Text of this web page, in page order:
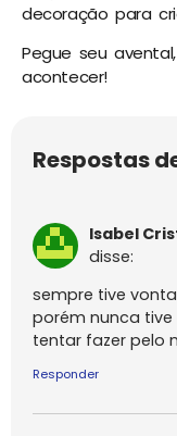
decoração para
Pegue seu
acontecer!
Respostas
Isabel
disse:
sempre tive
porém nunca tive
tentar fazer pelo
Responder